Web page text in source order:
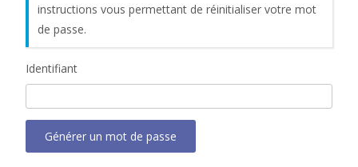
instructions vous permettant de réinitialiser votre mot
de passe.
Identifiant
Générer un mot de passe